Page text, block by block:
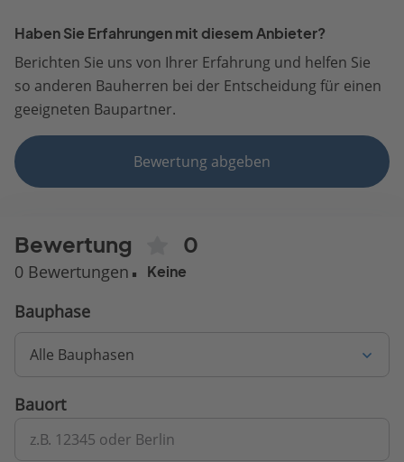
Haben Sie Erfahrungen mit diesem Anbieter?
Berichten Sie uns von Ihrer Erfahrung und helfen Sie
so anderen Bauherren bei der Entscheidung für einen
geeigneten Baupartner.
Bewertung abgeben
Bewertung 0
0 Bewertungen Keine
Bauphase
Alle Bauphasen
Bauort
z.B. 12345 oder Berlin